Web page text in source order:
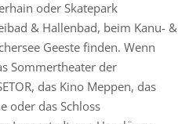
oder Skatepark
& Hallenbad, beim Kanu- &
Geeste finden. Wenn
Sommertheater der
das Kino Meppen, das
oder das Schloss